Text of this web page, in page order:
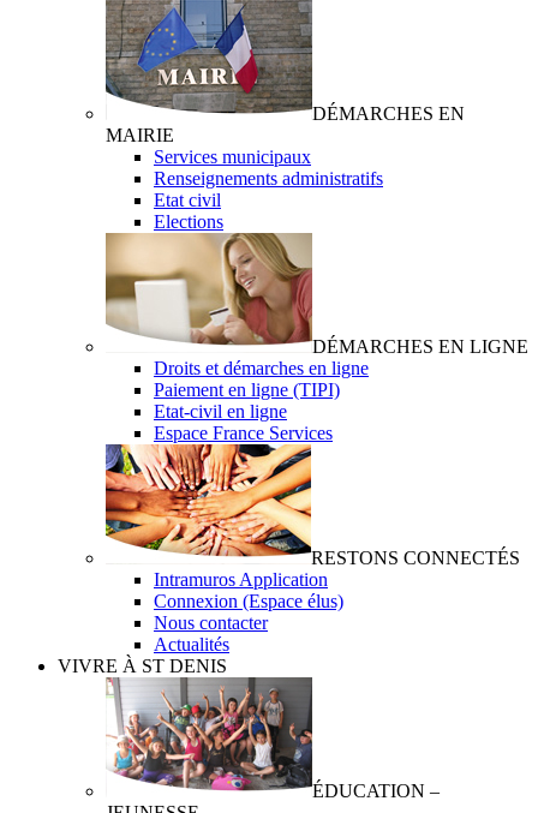
DÉMARCHES EN
MAIRIE
Services municipaux
Renseignements administratifs
Etat civil
Elections
DÉMARCHES EN LIGNE
Droits et démarches en ligne
Paiement en ligne (TIPI)
Etat-civil en ligne
Espace France Services
RESTONS CONNECTÉS
Intramuros Application
Connexion (Espace élus)
Nous contacter
Actualités
VIVRE À ST DENIS
ÉDUCATION –